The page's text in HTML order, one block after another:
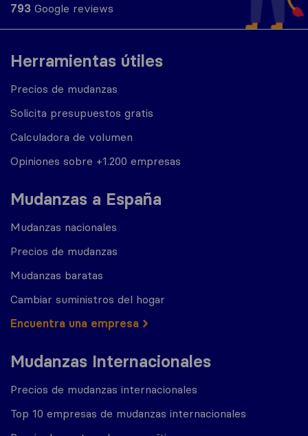
Herramientas útiles
Precios de mudanzas
Solicita presupuestos gratis
Calculadora de volumen
Opiniones sobre +1.200 empresas
Mudanzas a España
Mudanzas nacionales
Precios de mudanzas
Mudanzas baratas
Cambiar suministros del hogar
Encuentra una empresa
Mudanzas Internacionales
Precios de mudanzas internacionales
Top 10 empresas de mudanzas internacionales
793 Google reviews